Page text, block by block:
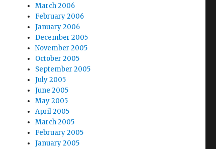
March 2006
February 2006
January 2006
December 2005
November 2005
October 2005
September 2005
July 2005
June 2005
May 2005
April 2005
March 2005
February 2005
January 2005